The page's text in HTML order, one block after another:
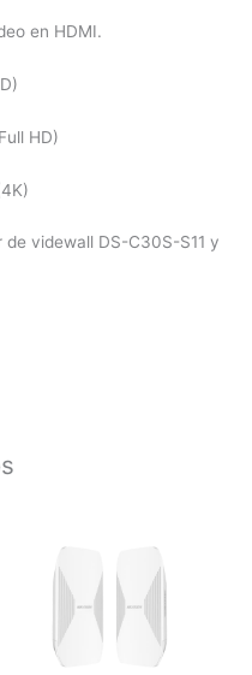
en HDMI.
HD)
videwall DS-C30S-S11 y